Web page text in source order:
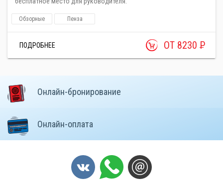
Обзорные Пенза
ПОДРОБНЕЕ ОТ 8230 Р
Онлайн-бронирование
Онлайн-оплата